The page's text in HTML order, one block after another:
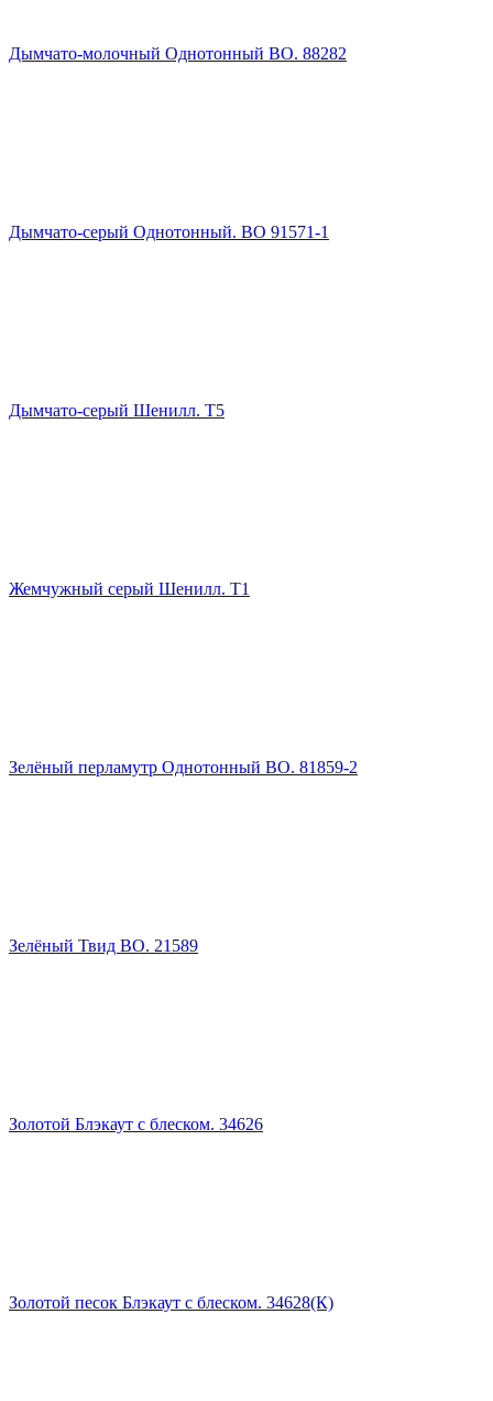
Дымчато-молочный Однотонный ВО. 88282
Дымчато-серый Однотонный. ВО 91571-1
Дымчато-серый Шенилл. Т5
Жемчужный серый Шенилл. Т1
Зелёный перламутр Однотонный ВО. 81859-2
Зелёный Твид ВО. 21589
Золотой Блэкаут с блеском. 34626
Золотой песок Блэкаут с блеском. 34628(К)